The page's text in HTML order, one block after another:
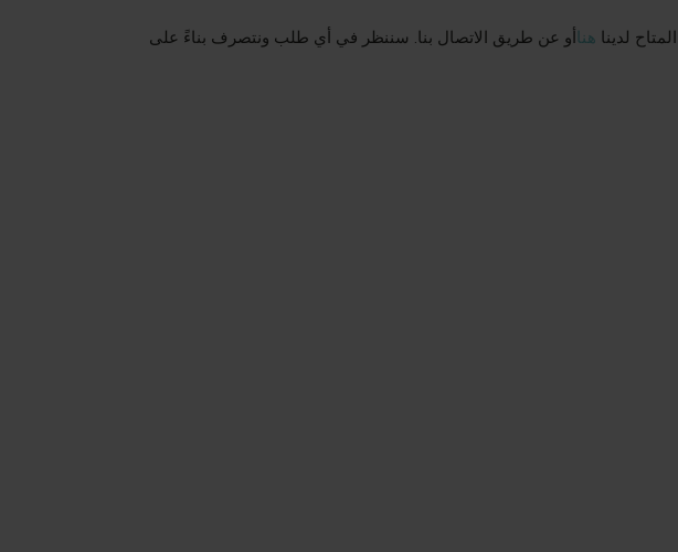
لدينا هناأو عن طريق الاتصال بنا. سننظر في أي طلب ونتصرف بناءً على